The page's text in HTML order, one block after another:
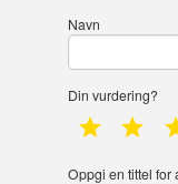
Navn
Din vurdering?
1 star 2
Oppgi en tittel for